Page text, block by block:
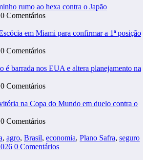
rumo ao hexa contra o Japão
0 Comentários
em Miami para confirmar a 1ª posição
0 Comentários
é barrada nos EUA e altera planejamento na
0 Comentários
na Copa do Mundo em duelo contra o
0 Comentários
, agro, Brasil, economia, Plano Safra, seguro
0 Comentários